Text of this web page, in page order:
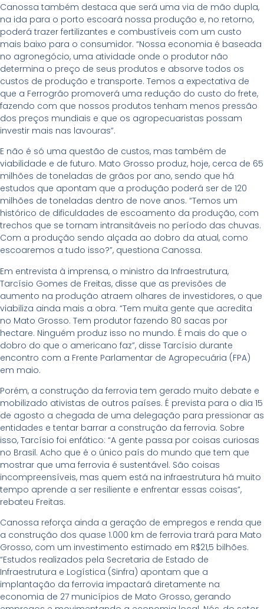
Canossa também destaca que será uma via de mão dupla,
na ida para o porto escoará nossa produção e, no retorno,
poderá trazer fertilizantes e combustíveis com um custo
mais baixo para o consumidor. “Nossa economia é baseada
no agronegócio, uma atividade onde o produtor não
determina o preço de seus produtos e absorve todos os
custos de produção e transporte. Temos a expectativa de
que a Ferrogrão promoverá uma redução do custo do frete,
fazendo com que nossos produtos tenham menos pressão
dos preços mundiais e que os agropecuaristas possam
investir mais nas lavouras”.
E não é só uma questão de custos, mas também de
viabilidade e de futuro. Mato Grosso produz, hoje, cerca de 65
milhões de toneladas de grãos por ano, sendo que há
estudos que apontam que a produção poderá ser de 120
milhões de toneladas dentro de nove anos. “Temos um
histórico de dificuldades de escoamento da produção, com
trechos que se tornam intransitáveis no período das chuvas.
Com a produção sendo alçada ao dobro da atual, como
escoaremos a tudo isso?”, questiona Canossa.
Em entrevista à imprensa, o ministro da Infraestrutura,
Tarcísio Gomes de Freitas, disse que as previsões de
aumento na produção atraem olhares de investidores, o que
viabiliza ainda mais a obra. “Tem muita gente que acredita
no Mato Grosso. Tem produtor fazendo 80 sacas por
hectare. Ninguém produz isso no mundo. É mais do que o
dobro do que o americano faz”, disse Tarcísio durante
encontro com a Frente Parlamentar de Agropecuária (FPA)
em maio.
Porém, a construção da ferrovia tem gerado muito debate e
mobilizado ativistas de outros países. É prevista para o dia 15
de agosto a chegada de uma delegação para pressionar as
entidades e tentar barrar a construção da ferrovia. Sobre
isso, Tarcísio foi enfático: “A gente passa por coisas curiosas
no Brasil. Acho que é o único país do mundo que tem que
mostrar que uma ferrovia é sustentável. São coisas
incompreensíveis, mas quem está na infraestrutura há muito
tempo aprende a ser resiliente e enfrentar essas coisas”,
rebateu Freitas.
Canossa reforça ainda a geração de empregos e renda que
a construção dos quase 1.000 km de ferrovia trará para Mato
Grosso, com um investimento estimado em R$21,5 bilhões.
“Estudos realizados pela Secretaria de Estado de
Infraestrutura e Logística (Sinfra) apontam que a
implantação da ferrovia impactará diretamente na
economia de 27 municípios de Mato Grosso, gerando